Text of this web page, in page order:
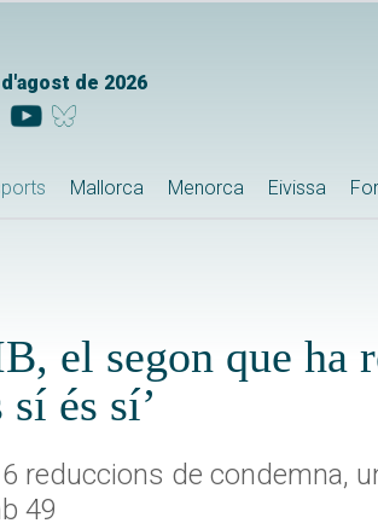
de 2026
Mallorca Menorca Eivissa
el segon que ha
sí és sí’
reduccions de condemna,
49